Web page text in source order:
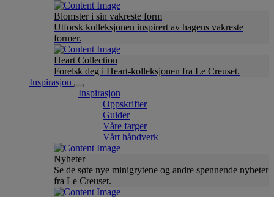
Blomster i sin vakreste form
Utforsk kolleksjonen inspirert av hagens vakreste
former.
Heart Collection
Forelsk deg i Heart-kolleksjonen fra Le Creuset.
Inspirasjon
Inspirasjon
Oppskrifter
Guider
Våre farger
Vårt håndverk
Nyheter
Se de søte nye minigrytene og andre spennende nyheter
fra Le Creuset.